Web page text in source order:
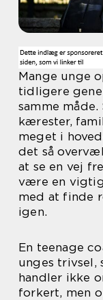
Mange unge
tidligere
samme måde.
kærester,
meget i
det så
at se en vej
være en
med at finde
igen.
En teenage
unges trivsel,
handler ikke
forkert, men